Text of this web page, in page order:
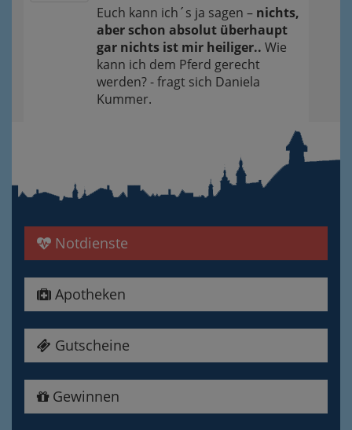
Euch kann ich´s ja sagen – nichts,
aber schon absolut überhaupt
gar nichts ist mir heiliger.. Wie
kann ich dem Pferd gerecht
werden? - fragt sich Daniela
Kummer.
Notdienste
Apotheken
Gutscheine
Gewinnen